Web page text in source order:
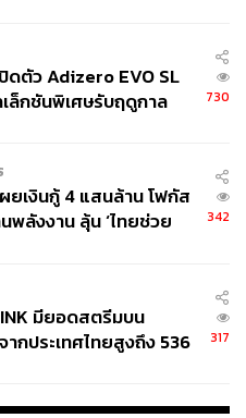
านเล่นที่ดึงจุดเด่นของ
น์รีดักชัน หรือปลาคอดกับ
ฟม จากนั้นมาต่อที่เมนูสี
น (คุณอ่านถูกแล้ว!) หรือจะ
ป็นเนื้อวากิวออสเตรเลีย
โปรตุเกส กับทาร์ตไข่แห่ง
าตาแบบไหน จูงมือแฟน
เลียนผสมโปรตุเกสจะเป็น
รุงเทพฯ
น. และ 20.30 น. โทร. 0
หรือIl Fumoราคา 2,900
ดตัว Adizero EVO SL
ล็กชันพิเศษรับฤดูกาล
730
ผยเงินกู้ 4 แสนล้าน โฟกัส
พลังงาน ลุ้น ‘ไทยช่วย
342
มียอดสตรีมบน
กประเทศไทยสูงถึง 536
317